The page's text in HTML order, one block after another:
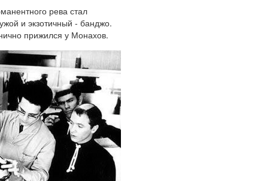
рева стал
и экзотичный - банджо.
прижился у Монахов.